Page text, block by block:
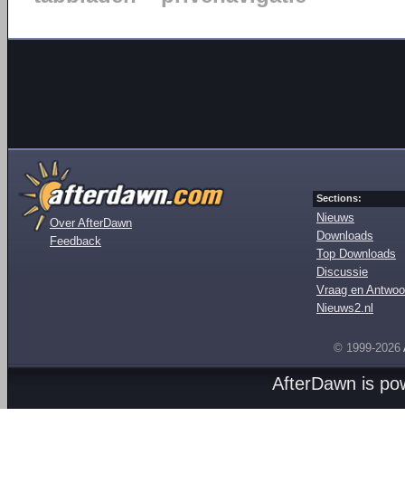
Over AfterDawn
Feedback
Sections:
Nieuws
Downloads
Top Downloads
Discussie
Vraag en
Nieuws2.nl
© 1999-2026
AfterDawn is